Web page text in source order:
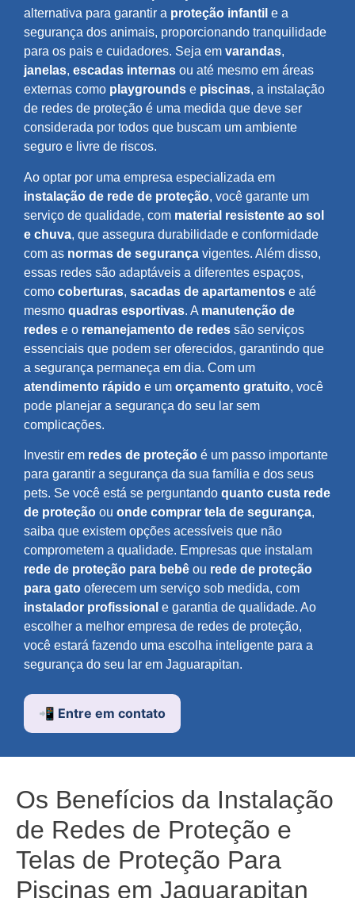
alternativa para garantir a proteção infantil e a
segurança dos animais, proporcionando tranquilidade
para os pais e cuidadores. Seja em varandas,
janelas, escadas internas ou até mesmo em áreas
externas como playgrounds e piscinas, a instalação
de redes de proteção é uma medida que deve ser
considerada por todos que buscam um ambiente
seguro e livre de riscos.
Ao optar por uma empresa especializada em
instalação de rede de proteção, você garante um
serviço de qualidade, com material resistente ao sol
e chuva, que assegura durabilidade e conformidade
com as normas de segurança vigentes. Além disso,
essas redes são adaptáveis a diferentes espaços,
como coberturas, sacadas de apartamentos e até
mesmo quadras esportivas. A manutenção de
redes e o remanejamento de redes são serviços
essenciais que podem ser oferecidos, garantindo que
a segurança permaneça em dia. Com um
atendimento rápido e um orçamento gratuito, você
pode planejar a segurança do seu lar sem
complicações.
Investir em redes de proteção é um passo importante
para garantir a segurança da sua família e dos seus
pets. Se você está se perguntando quanto custa rede
de proteção ou onde comprar tela de segurança,
saiba que existem opções acessíveis que não
comprometem a qualidade. Empresas que instalam
rede de proteção para bebê ou rede de proteção
para gato oferecem um serviço sob medida, com
instalador profissional e garantia de qualidade. Ao
escolher a melhor empresa de redes de proteção,
você estará fazendo uma escolha inteligente para a
segurança do seu lar em Jaguarapitan.
📲 Entre em contato
Os Benefícios da Instalação
de Redes de Proteção e
Telas de Proteção Para
Piscinas em Jaguarapitan